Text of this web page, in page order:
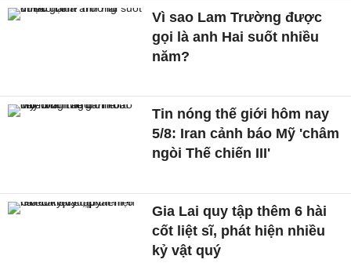
Vì sao Lam Trường được
gọi là anh Hai suốt nhiều
năm?
Tin nóng thế giới hôm nay
5/8: Iran cảnh báo Mỹ 'châm
ngòi Thế chiến III'
Gia Lai quy tập thêm 6 hài
cốt liệt sĩ, phát hiện nhiều
kỷ vật quý